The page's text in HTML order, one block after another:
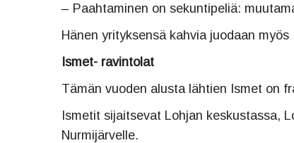
– Paahtaminen on sekuntipeliä:
Hänen yrityksensä kahvia juodaan myös
Ismet- ravintolat
Tämän vuoden alusta lähtien Ismet on
Ismetit sijaitsevat Lohjan keskustassa,
Nurmijärvelle.